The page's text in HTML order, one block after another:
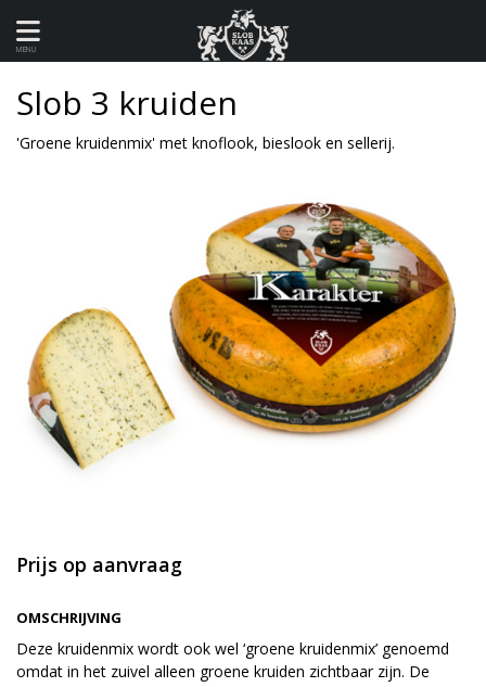
MENU
OMSCHRIJVING
Deze kruidenmix wordt ook wel ‘groene kruidenmix’ genoemd
omdat in het zuivel alleen groene kruiden zichtbaar zijn. De
Slob 3 kruiden
'Groene kruidenmix' met knoflook, bieslook en sellerij.
Prijs op aanvraag